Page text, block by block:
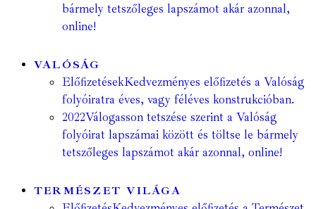
bármely tetszőleges lapszámot akár azonnal,
online!
VALÓSÁG
ElőfizetésekKedvezményes előfizetés a Valóság
folyóiratra éves, vagy féléves konstrukcióban.
2022Válogasson tetszése szerint a Valóság
folyóirat lapszámai között és töltse le bármely
tetszőleges lapszámot akár azonnal, online!
TERMÉSZET VILÁGA